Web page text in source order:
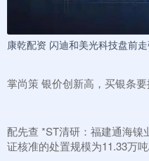
康乾配资 闪迪和美光科技盘前
掌尚策 银价创新高，买银条要
配先查 *ST清研：福建通海镍
证核准的处置规模为11.33万